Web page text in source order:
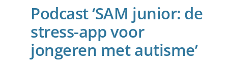
Podcast ‘SAM junior: de
stress-app voor
jongeren met autisme’